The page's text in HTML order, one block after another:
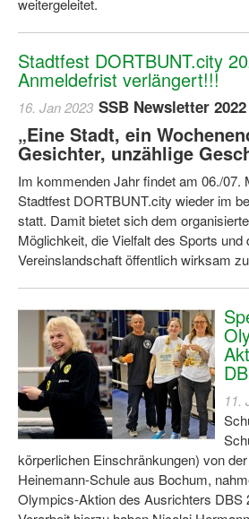
Sportjugend
Vorstand Sportjugend
Ferienfreizeiten
Sporthelferforum
Kinder- und
Kinderschutz im Sport
weitergeleitet.
Stadtfest DORTBUNT.city
Anmeldefrist verlängert!!!
16. Jan 2023 SSB Newsletter 2022
„Eine Stadt, ein
Gesichter, unzählige
Im kommenden Jahr findet am 06./07.
Stadtfest DORTBUNT.city wieder im
statt. Damit bietet sich dem
Möglichkeit, die Vielfalt des Sports und
Vereinslandschaft öffentlich wirksam
11.
körperlichen Einschränkungen) von
Heinemann-Schule aus Bochum,
Olympics-Aktion des Ausrichters DBS